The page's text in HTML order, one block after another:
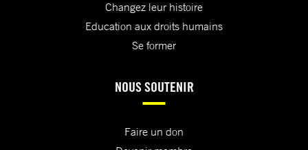
Changez leur histoire
Education aux droits humains
Se former
NOUS SOUTENIR
Faire un don